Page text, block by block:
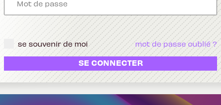
se souvenir de moi mot de passe oublié ?
SE CONNECTER